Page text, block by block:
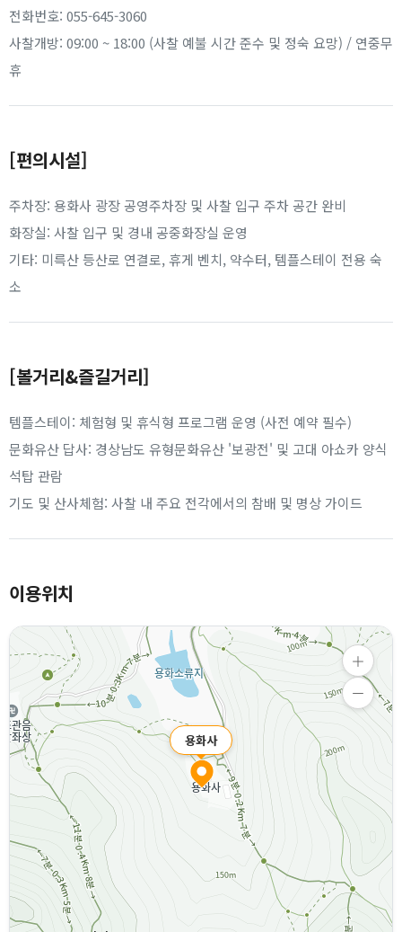
전화번호: 055-645-3060
사찰개방: 09:00 ~ 18:00 (사찰 예불 시간 준수 및 정숙 요망) / 연중무
휴
[편의시설]
주차장: 용화사 광장 공영주차장 및 사찰 입구 주차 공간 완비
화장실: 사찰 입구 및 경내 공중화장실 운영
기타: 미륵산 등산로 연결로, 휴게 벤치, 약수터, 템플스테이 전용 숙
소
[볼거리&즐길거리]
템플스테이: 체험형 및 휴식형 프로그램 운영 (사전 예약 필수)
문화유산 답사: 경상남도 유형문화유산 '보광전' 및 고대 아쇼카 양식
석탑 관람
기도 및 산사체험: 사찰 내 주요 전각에서의 참배 및 명상 가이드
이용위치
용화사